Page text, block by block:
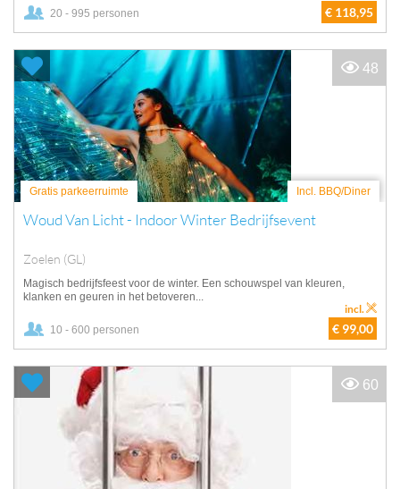
20 - 995 personen € 118,95
Gratis parkeerruimte Incl. BBQ/Diner
Woud Van Licht - Indoor Winter Bedrijfsevent
Zoelen (GL)
Magisch bedrijfsfeest voor de winter. Een schouwspel van kleuren,
klanken en geuren in het betoveren...
10 - 600 personen € 99,00
incl.
48
60